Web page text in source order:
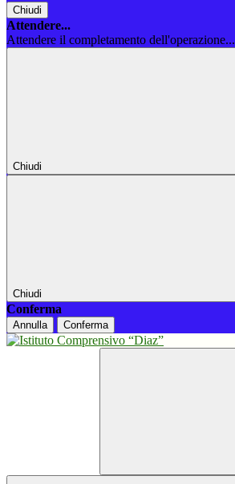
Chiudi
Attendere...
Attendere il completamento dell'operazione...
Chiudi
Chiudi
Conferma
Annulla Conferma